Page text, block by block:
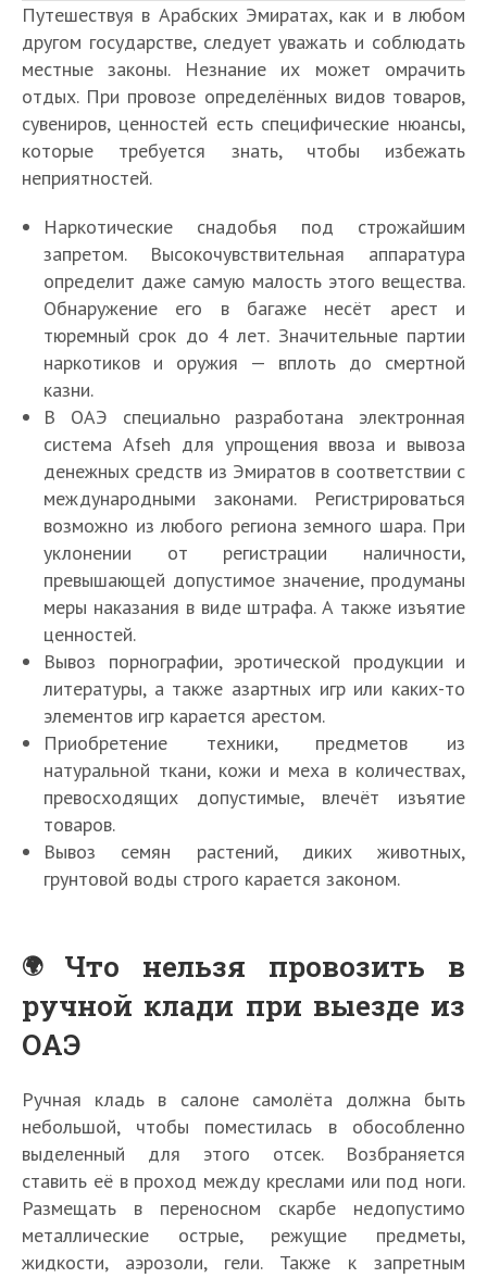
Путешествуя в Арабских Эмиратах, как и в любом
другом государстве, следует уважать и соблюдать
местные законы. Незнание их может омрачить
отдых. При провозе определённых видов товаров,
сувениров, ценностей есть специфические нюансы,
которые требуется знать, чтобы избежать
неприятностей.
Наркотические снадобья под строжайшим
запретом. Высокочувствительная аппаратура
определит даже самую малость этого вещества.
Обнаружение его в багаже несёт арест и
тюремный срок до 4 лет. Значительные партии
наркотиков и оружия — вплоть до смертной
казни.
В ОАЭ специально разработана электронная
система Afseh для упрощения ввоза и вывоза
денежных средств из Эмиратов в соответствии с
международными законами. Регистрироваться
возможно из любого региона земного шара. При
уклонении от регистрации наличности,
превышающей допустимое значение, продуманы
меры наказания в виде штрафа. А также изъятие
ценностей.
Вывоз порнографии, эротической продукции и
литературы, а также азартных игр или каких-то
элементов игр карается арестом.
Приобретение техники, предметов из
натуральной ткани, кожи и меха в количествах,
превосходящих допустимые, влечёт изъятие
товаров.
Вывоз семян растений, диких животных,
грунтовой воды строго карается законом.
Что нельзя провозить в
ручной клади при выезде из
ОАЭ
Ручная кладь в салоне самолёта должна быть
небольшой, чтобы поместилась в обособленно
выделенный для этого отсек. Возбраняется
ставить её в проход между креслами или под ноги.
Размещать в переносном скарбе недопустимо
металлические острые, режущие предметы,
жидкости, аэрозоли, гели. Также к запретным
Ч
о
ж
и
н
е
л
Ч
о
ж
и
н
Л
у
ш
и
е
а
н
е
н
и
я
ш
и
е
о
с
0
ш
и
х
э
к
1
5
у
ш
и
х
у
б
а
й
л
К
е
р
а
н
ы
у
р
-
Д
а
б
и
—